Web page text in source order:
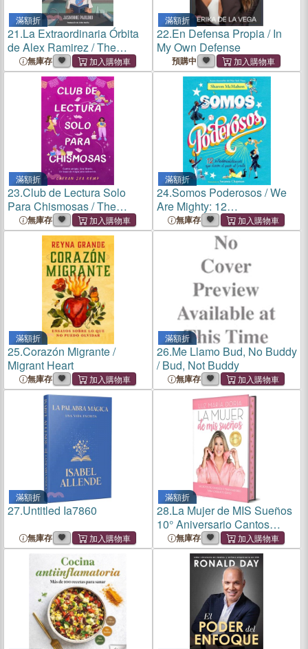
滿額折
21.La Extraordinaria Órbita
de Alex Ramirez / The
Extraordinary Orbit of Alex
Ramirez
無庫存
滿額折
22.En Defensa Propia / In
My Own Defense
預購中
滿額折
23.Club de Lectura Solo
Para Chismosas / The
Chismosas Only Book Club
無庫存
滿額折
24.Somos Poderosos / We
Are Mighty: 12
Estadounidenses Que
Dieron El Paso Al Frente
無庫存
滿額折
25.Corazón Migrante /
Migrant Heart
無庫存
滿額折
26.Me Llamo Bud, No Buddy
/ Bud, Not Buddy
無庫存
滿額折
27.Untitled Ia7860
無庫存
滿額折
28.La Mujer de MIS Sueños
10° Aniversario Cantos
Pintados / The Woman of My
Dreams 10th Anniversary,
Sprayed Edges Edition
無庫存